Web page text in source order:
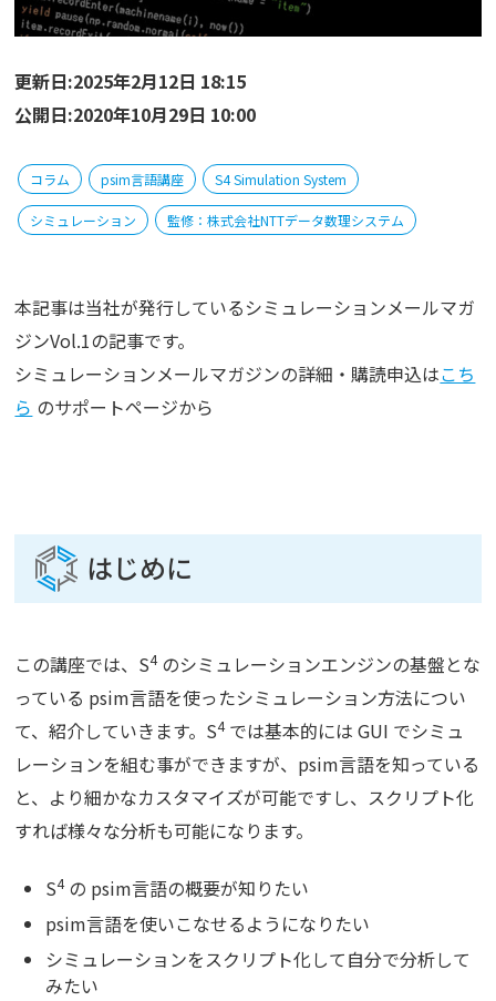
更新日:2025年2月12日 18:15
公開日:2020年10月29日 10:00
コラム psim言語講座 S4 Simulation System
シミュレーション 監修：株式会社NTTデータ数理システム
本記事は当社が発行しているシミュレーションメールマガ
ジンVol.1の記事です。
シミュレーションメールマガジンの詳細・購読申込はこち
ら のサポートページから
はじめに
この講座では、S4のシミュレーションエンジンの基盤とな
っている psim言語を使ったシミュレーション方法につい
て、紹介していきます。S4では基本的には GUI でシミュ
レーションを組む事ができますが、psim言語を知っている
と、より細かなカスタマイズが可能ですし、スクリプト化
すれば様々な分析も可能になります。
S4の psim言語の概要が知りたい
psim言語を使いこなせるようになりたい
シミュレーションをスクリプト化して自分で分析して
みたい